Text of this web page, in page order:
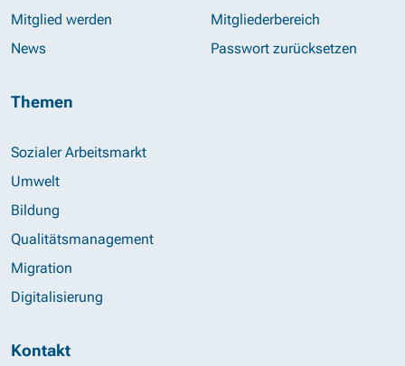
Mitglied werden
News
Mitgliederbereich
Passwort zurücksetzen
Themen
Sozialer Arbeitsmarkt
Umwelt
Bildung
Qualitätsmanagement
Migration
Digitalisierung
Kontakt